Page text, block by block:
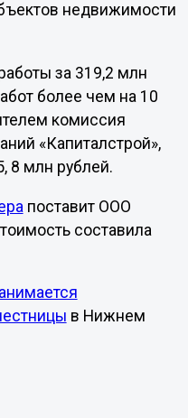
недвижимости
за 319,2 млн
более чем на 10
комиссия
«Капиталстрой»,
8 млн рублей.
поставит ООО
составила
в Нижнем